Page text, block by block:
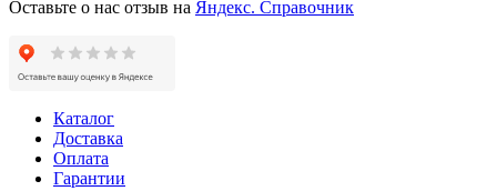
Оставьте о нас отзыв на Яндекс. Справочник
Каталог
Доставка
Оплата
Гарантии